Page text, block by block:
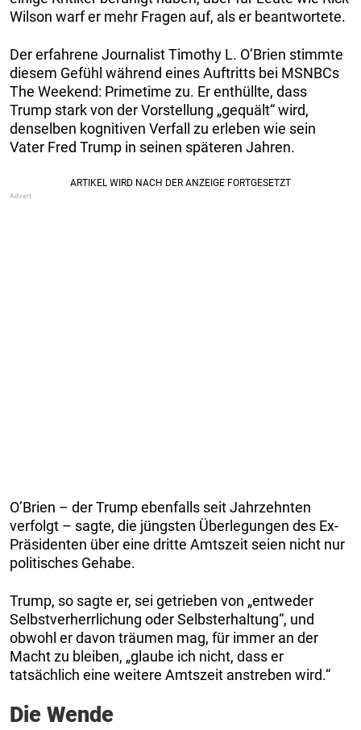
Wilson warf er mehr Fragen auf, als er beantwortete.
Der erfahrene Journalist Timothy L. O’Brien stimmte
diesem Gefühl während eines Auftritts bei MSNBCs
The Weekend: Primetime zu. Er enthüllte, dass
Trump stark von der Vorstellung „gequält“ wird,
denselben kognitiven Verfall zu erleben wie sein
Vater Fred Trump in seinen späteren Jahren.
O’Brien – der Trump ebenfalls seit Jahrzehnten
verfolgt – sagte, die jüngsten Überlegungen des Ex-
Präsidenten über eine dritte Amtszeit seien nicht nur
politisches Gehabe.
Trump, so sagte er, sei getrieben von „entweder
Selbstverherrlichung oder Selbsterhaltung“, und
obwohl er davon träumen mag, für immer an der
Macht zu bleiben, „glaube ich nicht, dass er
tatsächlich eine weitere Amtszeit anstreben wird.“
Die Wende